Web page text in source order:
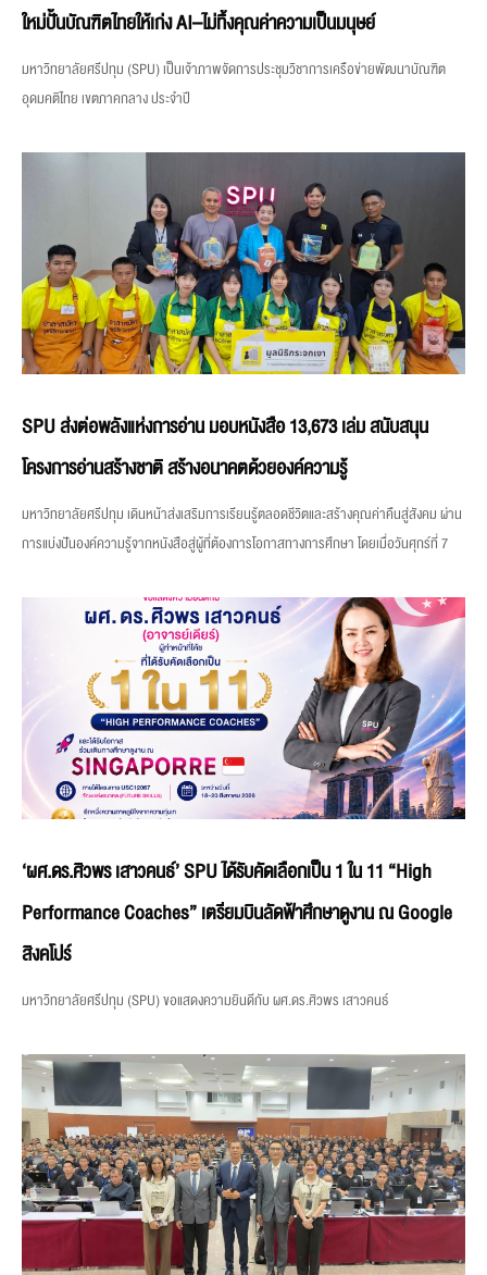
ใหม่ปั้นบัณฑิตไทยให้เก่ง AI–ไม่ทิ้งคุณค่าความเป็นมนุษย์
มหาวิทยาลัยศรีปทุม (SPU) เป็นเจ้าภาพจัดการประชุมวิชาการเครือข่ายพัฒนาบัณฑิต
อุดมคติไทย เขตภาคกลาง ประจำปี
SPU ส่งต่อพลังแห่งการอ่าน มอบหนังสือ 13,673 เล่ม สนับสนุน
โครงการอ่านสร้างชาติ สร้างอนาคตด้วยองค์ความรู้
มหาวิทยาลัยศรีปทุม เดินหน้าส่งเสริมการเรียนรู้ตลอดชีวิตและสร้างคุณค่าคืนสู่สังคม ผ่าน
การแบ่งปันองค์ความรู้จากหนังสือสู่ผู้ที่ต้องการโอกาสทางการศึกษา โดยเมื่อวันศุกร์ที่ 7
‘ผศ.ดร.ศิวพร เสาวคนธ์’ SPU ได้รับคัดเลือกเป็น 1 ใน 11 “High
Performance Coaches” เตรียมบินลัดฟ้าศึกษาดูงาน ณ Google
สิงคโปร์
มหาวิทยาลัยศรีปทุม (SPU) ขอแสดงความยินดีกับ ผศ.ดร.ศิวพร เสาวคนธ์